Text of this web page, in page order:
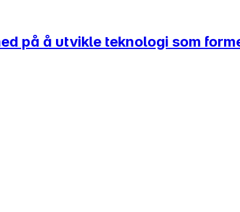
på å utvikle teknologi som